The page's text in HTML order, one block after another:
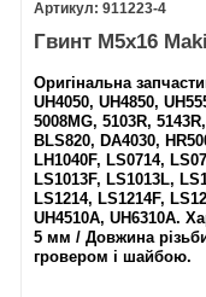
911223-4
Гвинт М5х16
Оригінальна
UH4050, UH4850,
5008MG, 5103R,
BLS820, DA4030,
LH1040F, LS0714,
LS1013F, LS1013L,
LS1214, LS1214F,
UH4510A, UH6310A​.
5 мм / Довжина
гровером і шайбою.